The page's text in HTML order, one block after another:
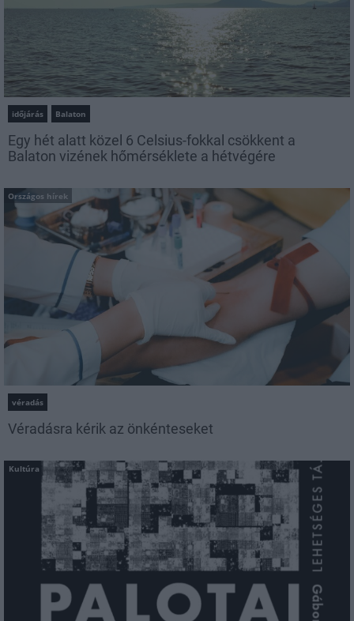
időjárás Balaton
Egy hét alatt közel 6 Celsius-fokkal csökkent a
Balaton vizének hőmérséklete a hétvégére
Országos hírek
véradás
Véradásra kérik az önkénteseket
Kultúra